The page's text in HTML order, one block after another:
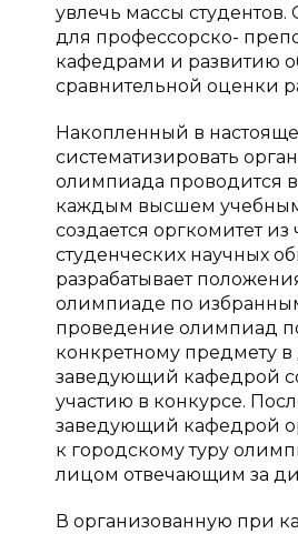
увлечь массы
для профессорско-
кафедрами и развитию
сравнительной оценки
Накопленный в
систематизировать
олимпиада проводится в
каждым высшем учебным
создается оргкомитет
студенческих научных
разрабатывает
олимпиаде по
проведение олимпиад
конкретному предмету
заведующий кафедрой
участию в конкурсе.
заведующий кафедрой
к городскому туру
лицом отвечающим за
В организованную при